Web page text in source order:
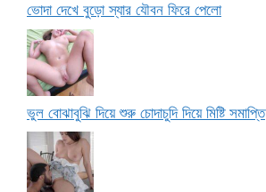
ভোদা দেখে বুড়ো স্যার যৌবন ফিরে পেলো
ভুল বোঝাবুঝি দিয়ে শুরু চোদাচুদি দিয়ে মিষ্টি সমাপ্তি